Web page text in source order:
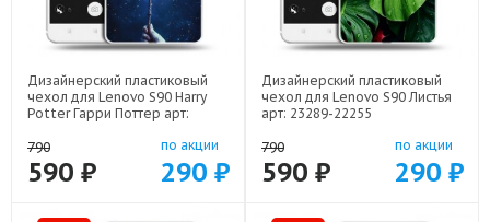
Дизайнерский пластиковый
чехол для Lenovo S90 Harry
Potter Гарри Поттер арт:
790
590 ₽
по акции
290 ₽
Дизайнерский пластиковый
чехол для Lenovo S90 Листья
арт: 23289-22255
790
590 ₽
по акции
290 ₽